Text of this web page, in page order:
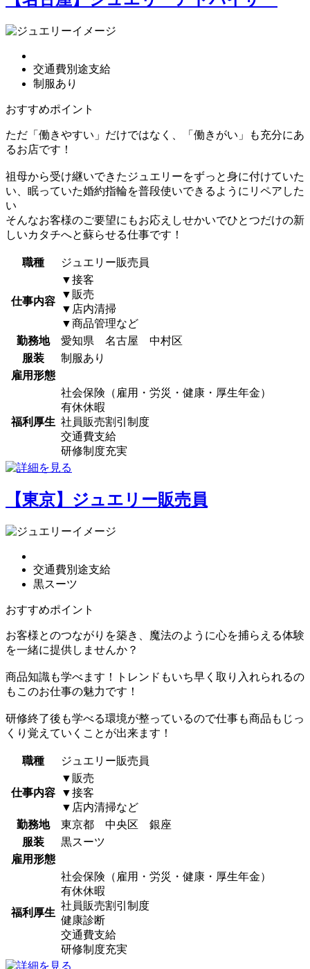
交通費別途支給
制服あり
おすすめポイント
ただ「働きやすい」だけではなく、「働きがい」も充分にあ
るお店です！
祖母から受け継いできたジュエリーをずっと身に付けていた
い、眠っていた婚約指輪を普段使いできるようにリペアした
い
そんなお客様のご要望にもお応えしせかいでひとつだけの新
しいカタチへと蘇らせる仕事です！
職種 ジュエリー販売員
仕事内容
▼接客
▼販売
▼店内清掃
▼商品管理など
勤務地
愛知県 名古屋 中村区
服装
制服あり
雇用形態
福利厚生
社会保険（雇用・労災・健康・厚生年金）
有休休暇
社員販売割引制度
交通費支給
研修制度充実
【東京】ジュエリー販売員
交通費別途支給
黒スーツ
おすすめポイント
お客様とのつながりを築き、魔法のように心を捕らえる体験
を一緒に提供しませんか？
商品知識も学べます！トレンドもいち早く取り入れられるの
もこのお仕事の魅力です！
研修終了後も学べる環境が整っているので仕事も商品もじっ
くり覚えていくことが出来ます！
職種 ジュエリー販売員
仕事内容
▼販売
▼接客
▼店内清掃など
勤務地
東京都 中央区 銀座
服装
黒スーツ
雇用形態
福利厚生
社会保険（雇用・労災・健康・厚生年金）
有休休暇
社員販売割引制度
健康診断
交通費支給
研修制度充実